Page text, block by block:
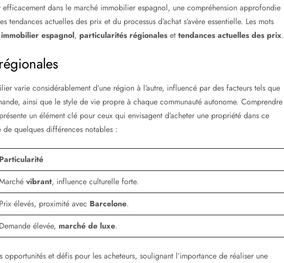
efficacement dans le marché immobilier espagnol, une compréhension approfondie
tendances actuelles des prix et du processus d’achat s’avère essentielle. Les mots
espagnol, particularités régionales ettendances actuelles des prix.
varie considérablement d’une région à l’autre, influencé par des facteurs tels que
ainsi que le style de vie propre à chaque communauté autonome. Comprendre
un élément clé pour ceux qui envisagent d’acheter une propriété dans ce
quelques différences notables :
Particularité
vibrant, influence culturelle forte.
Prix élevés, proximité avec Barcelone.
Demande élevée, marché de luxe.
opportunités et défis pour les acheteurs, soulignant l’importance de réaliser une